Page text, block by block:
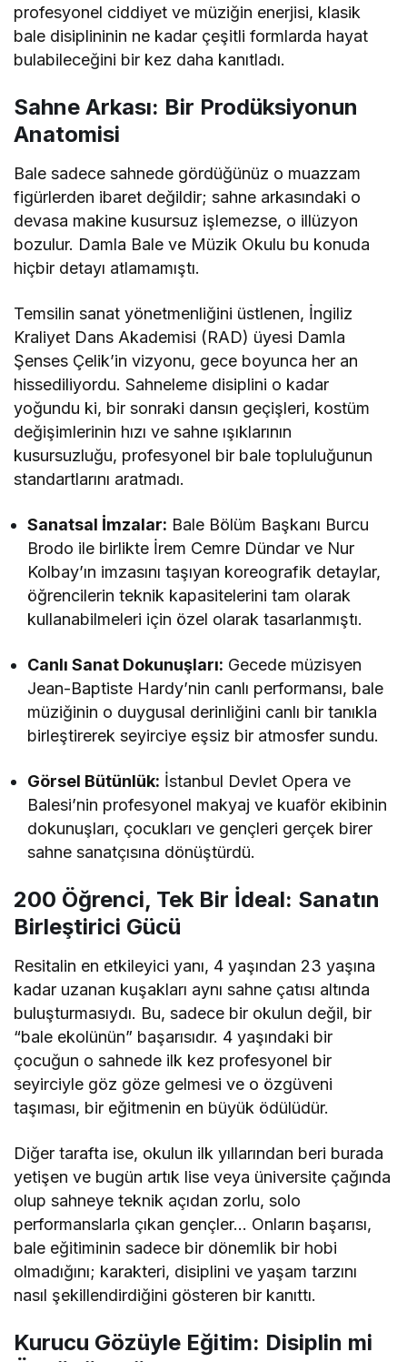
profesyonel ciddiyet ve müziğin enerjisi, klasik
bale disiplininin ne kadar çeşitli formlarda hayat
bulabileceğini bir kez daha kanıtladı.
Sahne Arkası: Bir Prodüksiyonun
Anatomisi
Bale sadece sahnede gördüğünüz o muazzam
figürlerden ibaret değildir; sahne arkasındaki o
devasa makine kusursuz işlemezse, o illüzyon
bozulur. Damla Bale ve Müzik Okulu bu konuda
hiçbir detayı atlamamıştı.
Temsilin sanat yönetmenliğini üstlenen, İngiliz
Kraliyet Dans Akademisi (RAD) üyesi Damla
Şenses Çelik’in vizyonu, gece boyunca her an
hissediliyordu. Sahneleme disiplini o kadar
yoğundu ki, bir sonraki dansın geçişleri, kostüm
değişimlerinin hızı ve sahne ışıklarının
kusursuzluğu, profesyonel bir bale topluluğunun
standartlarını aratmadı.
Sanatsal İmzalar: Bale Bölüm Başkanı Burcu
Brodo ile birlikte İrem Cemre Dündar ve Nur
Kolbay’ın imzasını taşıyan koreografik detaylar,
öğrencilerin teknik kapasitelerini tam olarak
kullanabilmeleri için özel olarak tasarlanmıştı.
Canlı Sanat Dokunuşları: Gecede müzisyen
Jean-Baptiste Hardy’nin canlı performansı, bale
müziğinin o duygusal derinliğini canlı bir tanıkla
birleştirerek seyirciye eşsiz bir atmosfer sundu.
Görsel Bütünlük: İstanbul Devlet Opera ve
Balesi’nin profesyonel makyaj ve kuaför ekibinin
dokunuşları, çocukları ve gençleri gerçek birer
sahne sanatçısına dönüştürdü.
200 Öğrenci, Tek Bir İdeal: Sanatın
Birleştirici Gücü
Resitalin en etkileyici yanı, 4 yaşından 23 yaşına
kadar uzanan kuşakları aynı sahne çatısı altında
buluşturmasıydı. Bu, sadece bir okulun değil, bir
“bale ekolünün” başarısıdır. 4 yaşındaki bir
çocuğun o sahnede ilk kez profesyonel bir
seyirciyle göz göze gelmesi ve o özgüveni
taşıması, bir eğitmenin en büyük ödülüdür.
Diğer tarafta ise, okulun ilk yıllarından beri burada
yetişen ve bugün artık lise veya üniversite çağında
olup sahneye teknik açıdan zorlu, solo
performanslarla çıkan gençler… Onların başarısı,
bale eğitiminin sadece bir dönemlik bir hobi
olmadığını; karakteri, disiplini ve yaşam tarzını
nasıl şekillendirdiğini gösteren bir kanıttı.
Kurucu Gözüyle Eğitim: Disiplin mi